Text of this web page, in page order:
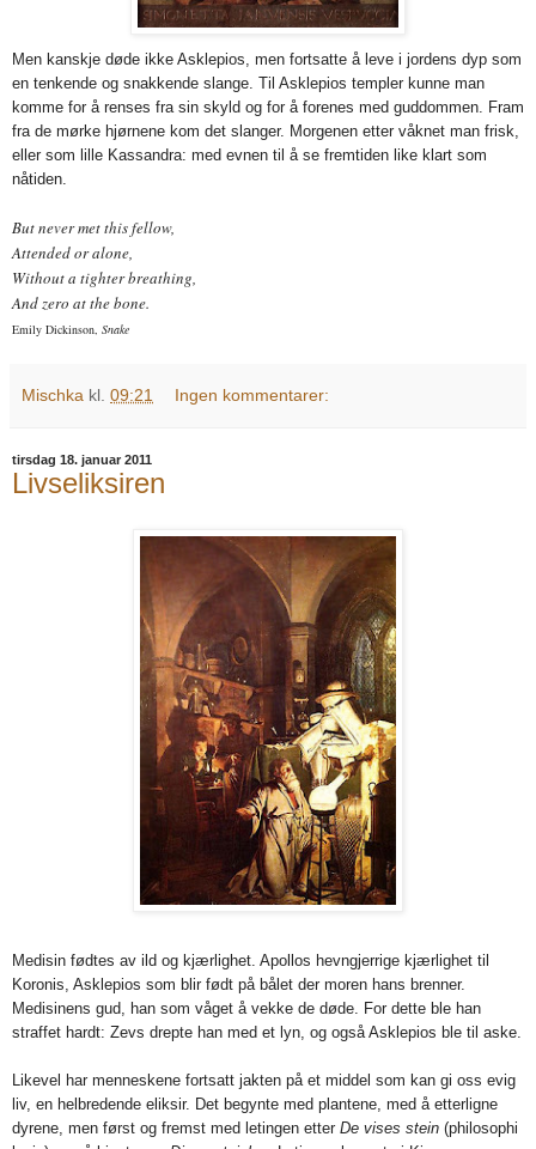
Men kanskje døde ikke Asklepios, men fortsatte å leve i jordens dyp som
en tenkende og snakkende slange. Til Asklepios templer kunne man
komme for å renses fra sin skyld og for å forenes med guddommen. Fram
fra de mørke hjørnene kom det slanger. Morgenen etter våknet man frisk,
eller som lille Kassandra: med evnen til å se fremtiden like klart som
nåtiden.
But never met this fellow,
Attended or alone,
Without a tighter breathing,
And zero at the bone.
Emily Dickinson, Snake
Mischka kl. 09:21 Ingen kommentarer:
tirsdag 18. januar 2011
Livseliksiren
Medisin fødtes av ild og kjærlighet. Apollos hevngjerrige kjærlighet til
Koronis, Asklepios som blir født på bålet der moren hans brenner.
Medisinens gud, han som våget å vekke de døde. For dette ble han
straffet hardt: Zevs drepte han med et lyn, og også Asklepios ble til aske.
Likevel har menneskene fortsatt jakten på et middel som kan gi oss evig
liv, en helbredende eliksir. Det begynte med plantene, med å etterligne
dyrene, men først og fremst med letingen etter De vises stein (philosophi